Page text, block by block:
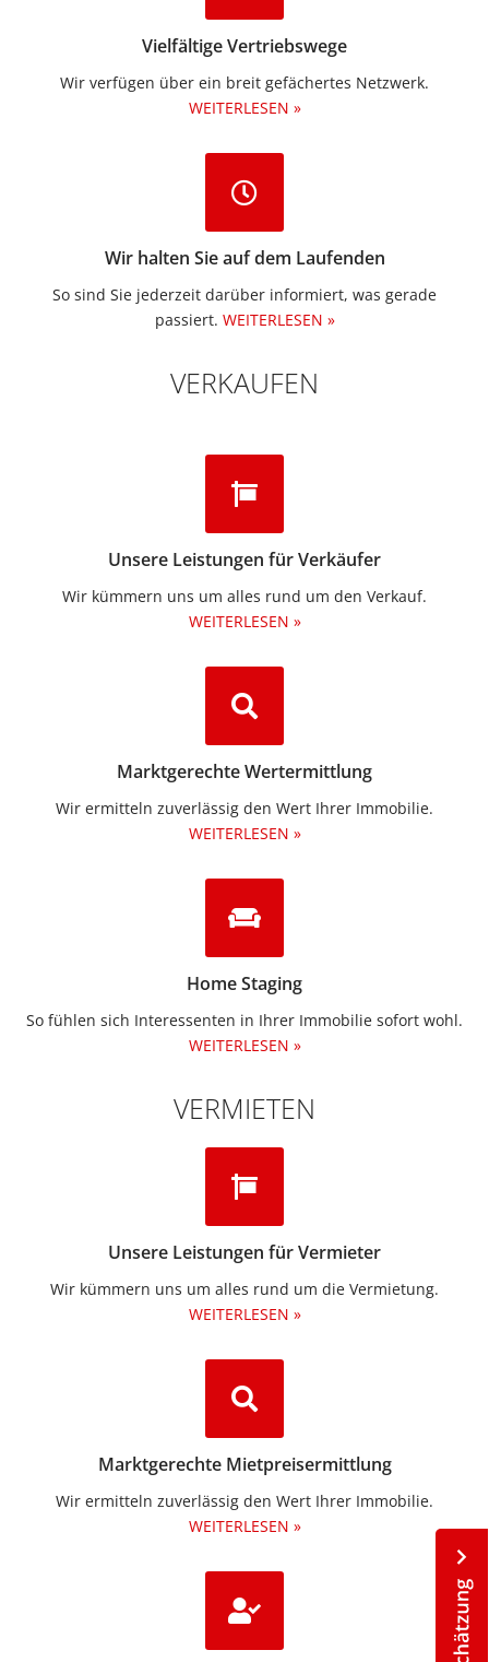
Vielfältige Vertriebswege
Wir verfügen über ein breit gefächertes Netzwerk.
WEITERLESEN »
Wir halten Sie auf dem Laufenden
So sind Sie jederzeit darüber informiert, was gerade
passiert. WEITERLESEN »
VERKAUFEN
Unsere Leistungen für Verkäufer
Wir kümmern uns um alles rund um den Verkauf.
WEITERLESEN »
Marktgerechte Wertermittlung
Wir ermitteln zuverlässig den Wert Ihrer Immobilie.
WEITERLESEN »
Home Staging
So fühlen sich Interessenten in Ihrer Immobilie sofort wohl.
WEITERLESEN »
VERMIETEN
Unsere Leistungen für Vermieter
Wir kümmern uns um alles rund um die Vermietung.​
WEITERLESEN »
Marktgerechte Mietpreisermittlung
Wir ermitteln zuverlässig den Wert Ihrer Immobilie.
WEITERLESEN »